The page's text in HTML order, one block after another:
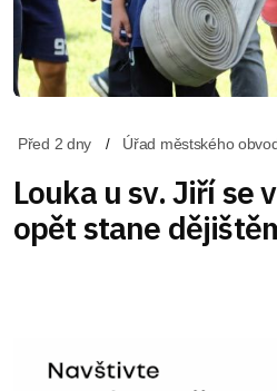
Před 2 dny Úřad městského
Louka u sv. Jiří se
opět stane